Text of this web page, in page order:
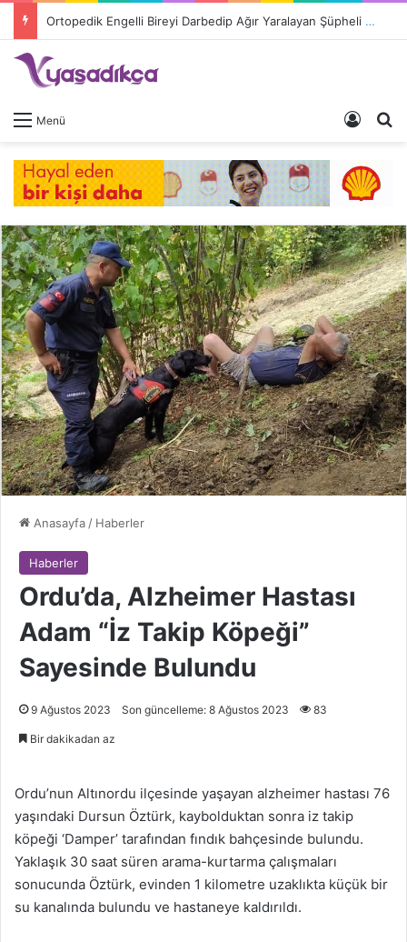
Ortopedik Engelli Bireyi Darbedip Ağır Yaralayan Şüpheli Tutuklandı
Menü Giriş
Anasayfa / Haberler
Haberler
Ordu’da, Alzheimer Hastası
Adam “İz Takip Köpeği”
Sayesinde Bulundu
9 Ağustos 2023 Son güncelleme: 8 Ağustos 2023 83
Bir dakikadan az
Ordu’nun Altınordu ilçesinde yaşayan alzheimer hastası 76
yaşındaki Dursun Öztürk, kaybolduktan sonra iz takip
köpeği ‘Damper’ tarafından fındık bahçesinde bulundu.
Yaklaşık 30 saat süren arama-kurtarma çalışmaları
sonucunda Öztürk, evinden 1 kilometre uzaklıkta küçük bir
su kanalında bulundu ve hastaneye kaldırıldı.